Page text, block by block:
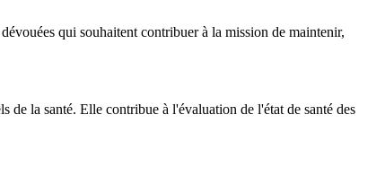
qui souhaitent contribuer à la mission de maintenir,
de la santé. Elle contribue à l'évaluation de l'état de santé des